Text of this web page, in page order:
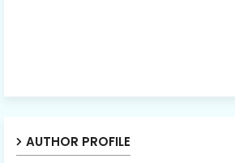
AUTHOR PROFILE